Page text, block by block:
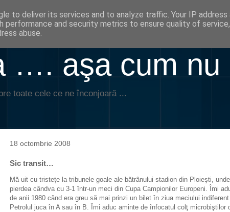
…. aşa cum nu
toate cele ce ne înconjoară ...
18 octombrie 2008
Sic transit…
Mă uit cu tristeţe la tribunele goale ale bătrânului stadion din Ploieşti,
pierdea cândva cu 3-1 într-un meci din Cupa Campionilor Europeni. Îmi
de anii 1980 când era greu să mai prinzi un bilet în ziua meciului
Petrolul juca în A sau în B. Îmi aduc aminte de înfocatul colţ microbiştilor
to deliver its services and to analyze traffic. Your IP address
performance and security metrics to ensure quality of
abuse.